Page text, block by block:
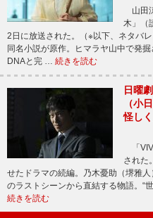
山田
木」（
2日に放送された。（※以下、ネタバ
同名小説が原作。ヒマラヤ山中で発
DNAと完 … 続きを読む
日曜
（小
怪し
「
された
せたドラマの続編。乃木憂助（堺雅
のラストシーンから直結する物語。“
続きを読む